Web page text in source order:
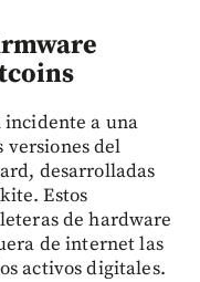
a una
del
desarrolladas
Estos
de hardware
de internet las
activos digitales.